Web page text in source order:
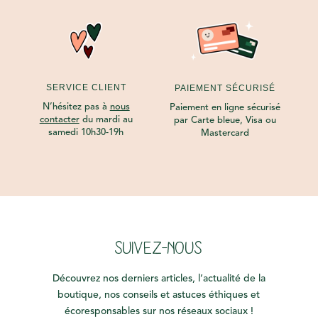
SERVICE CLIENT
N’hésitez pas à nous
contacterdu mardi au
samedi 10h30-19h
PAIEMENT SÉCURISÉ
Paiement en ligne sécurisé
par Carte bleue, Visa ou
Mastercard
SUIVEZ-NOUS
Découvrez nos derniers articles, l’actualité de la
boutique, nos conseils et astuces éthiques et
écoresponsables sur nos réseaux sociaux !